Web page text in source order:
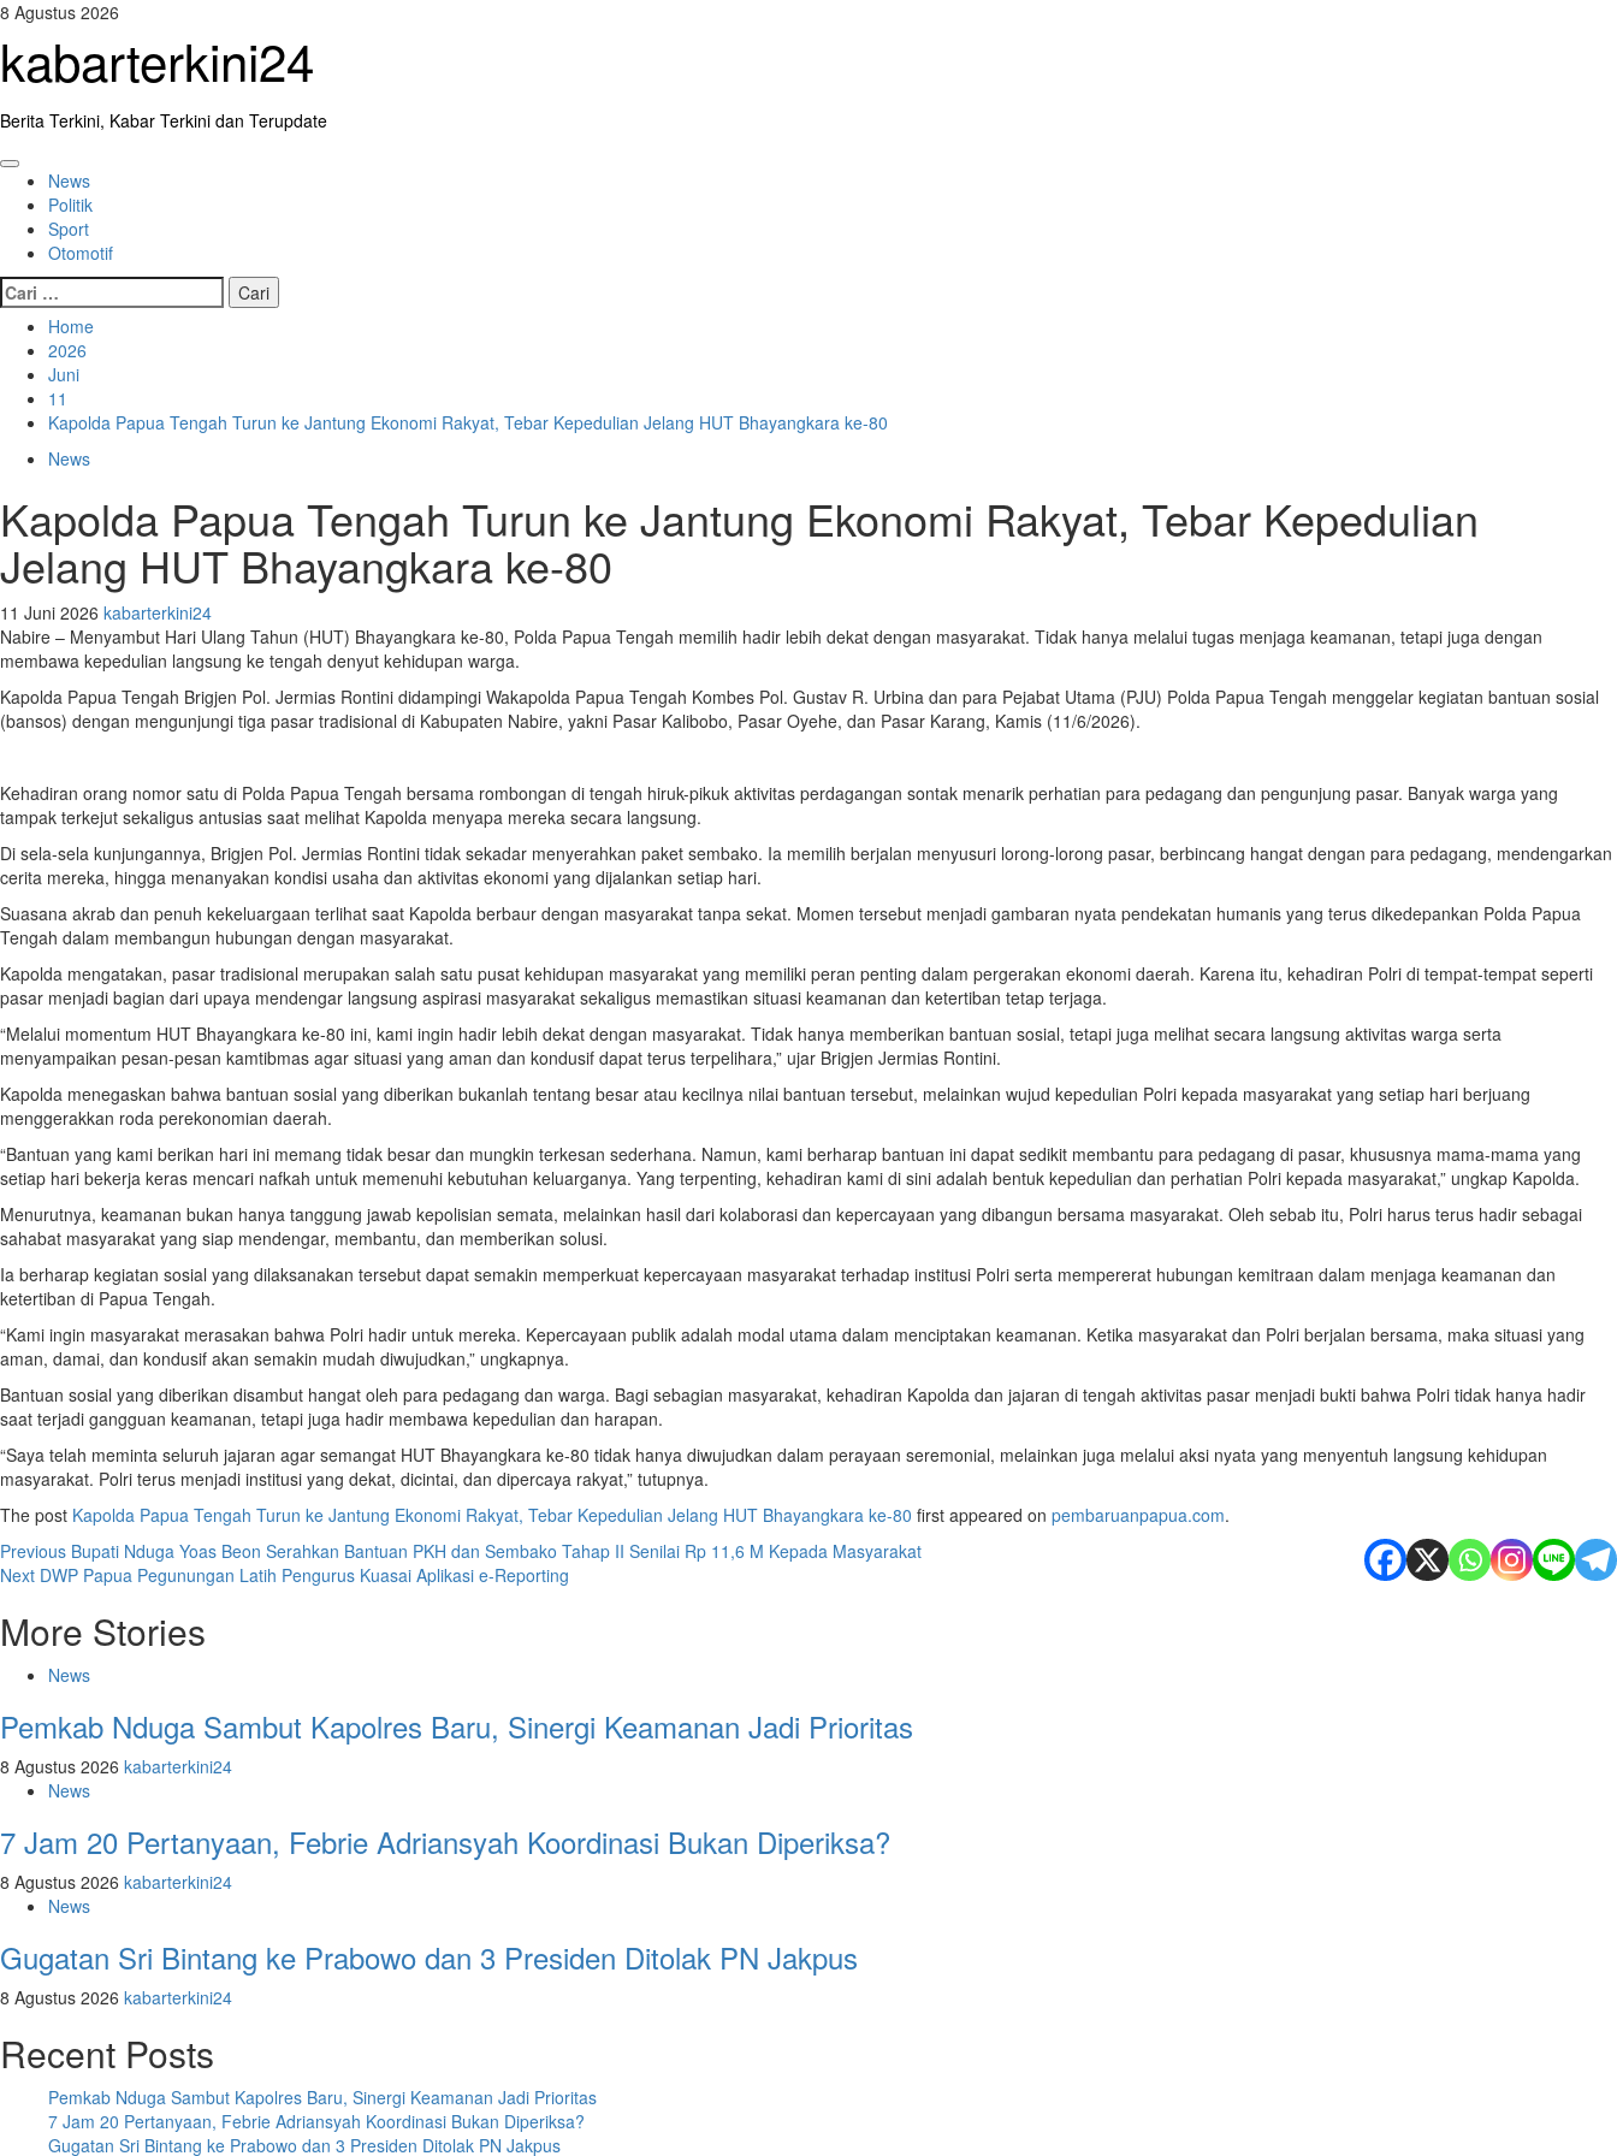
Skip
content
8 Agustus 2026
kabarterkini24
Berita Terkini, Kabar Terkini dan Terupdate
Primary
Menu
News
Politik
Sport
Otomotif
Cari
untuk:
Home
2026
Juni
11
Kapolda Papua Tengah Turun ke Jantung Ekonomi Rakyat, Tebar Kepedulian Jelang HUT Bhayangkara ke-80
News
Kapolda Papua Tengah Turun ke Jantung Ekonomi Rakyat, Tebar Kepedulian
Jelang HUT Bhayangkara ke-80
11 Juni 2026 kabarterkini24
Nabire – Menyambut Hari Ulang Tahun (HUT) Bhayangkara ke-80, Polda Papua Tengah memilih hadir lebih dekat dengan masyarakat. Tidak hanya melalui tugas menjaga keamanan, tetapi juga dengan
membawa kepedulian langsung ke tengah denyut kehidupan warga.
Kapolda Papua Tengah Brigjen Pol. Jermias Rontini didampingi Wakapolda Papua Tengah Kombes Pol. Gustav R. Urbina dan para Pejabat Utama (PJU) Polda Papua Tengah menggelar kegiatan bantuan sosial
(bansos) dengan mengunjungi tiga pasar tradisional di Kabupaten Nabire, yakni Pasar Kalibobo, Pasar Oyehe, dan Pasar Karang, Kamis (11/6/2026).
Kehadiran orang nomor satu di Polda Papua Tengah bersama rombongan di tengah hiruk-pikuk aktivitas perdagangan sontak menarik perhatian para pedagang dan pengunjung pasar. Banyak warga yang
tampak terkejut sekaligus antusias saat melihat Kapolda menyapa mereka secara langsung.
Di sela-sela kunjungannya, Brigjen Pol. Jermias Rontini tidak sekadar menyerahkan paket sembako. Ia memilih berjalan menyusuri lorong-lorong pasar, berbincang hangat dengan para pedagang, mendengarkan
cerita mereka, hingga menanyakan kondisi usaha dan aktivitas ekonomi yang dijalankan setiap hari.
Suasana akrab dan penuh kekeluargaan terlihat saat Kapolda berbaur dengan masyarakat tanpa sekat. Momen tersebut menjadi gambaran nyata pendekatan humanis yang terus dikedepankan Polda Papua
Tengah dalam membangun hubungan dengan masyarakat.
Kapolda mengatakan, pasar tradisional merupakan salah satu pusat kehidupan masyarakat yang memiliki peran penting dalam pergerakan ekonomi daerah. Karena itu, kehadiran Polri di tempat-tempat seperti
pasar menjadi bagian dari upaya mendengar langsung aspirasi masyarakat sekaligus memastikan situasi keamanan dan ketertiban tetap terjaga.
“Melalui momentum HUT Bhayangkara ke-80 ini, kami ingin hadir lebih dekat dengan masyarakat. Tidak hanya memberikan bantuan sosial, tetapi juga melihat secara langsung aktivitas warga serta
menyampaikan pesan-pesan kamtibmas agar situasi yang aman dan kondusif dapat terus terpelihara,” ujar Brigjen Jermias Rontini.
Kapolda menegaskan bahwa bantuan sosial yang diberikan bukanlah tentang besar atau kecilnya nilai bantuan tersebut, melainkan wujud kepedulian Polri kepada masyarakat yang setiap hari berjuang
menggerakkan roda perekonomian daerah.
“Bantuan yang kami berikan hari ini memang tidak besar dan mungkin terkesan sederhana. Namun, kami berharap bantuan ini dapat sedikit membantu para pedagang di pasar, khususnya mama-mama yang
setiap hari bekerja keras mencari nafkah untuk memenuhi kebutuhan keluarganya. Yang terpenting, kehadiran kami di sini adalah bentuk kepedulian dan perhatian Polri kepada masyarakat,” ungkap Kapolda.
Menurutnya, keamanan bukan hanya tanggung jawab kepolisian semata, melainkan hasil dari kolaborasi dan kepercayaan yang dibangun bersama masyarakat. Oleh sebab itu, Polri harus terus hadir sebagai
sahabat masyarakat yang siap mendengar, membantu, dan memberikan solusi.
Ia berharap kegiatan sosial yang dilaksanakan tersebut dapat semakin memperkuat kepercayaan masyarakat terhadap institusi Polri serta mempererat hubungan kemitraan dalam menjaga keamanan dan
ketertiban di Papua Tengah.
“Kami ingin masyarakat merasakan bahwa Polri hadir untuk mereka. Kepercayaan publik adalah modal utama dalam menciptakan keamanan. Ketika masyarakat dan Polri berjalan bersama, maka situasi yang
aman, damai, dan kondusif akan semakin mudah diwujudkan,” ungkapnya.
Bantuan sosial yang diberikan disambut hangat oleh para pedagang dan warga. Bagi sebagian masyarakat, kehadiran Kapolda dan jajaran di tengah aktivitas pasar menjadi bukti bahwa Polri tidak hanya hadir
saat terjadi gangguan keamanan, tetapi juga hadir membawa kepedulian dan harapan.
“Saya telah meminta seluruh jajaran agar semangat HUT Bhayangkara ke-80 tidak hanya diwujudkan dalam perayaan seremonial, melainkan juga melalui aksi nyata yang menyentuh langsung kehidupan
masyarakat. Polri terus menjadi institusi yang dekat, dicintai, dan dipercaya rakyat,” tutupnya.
The post Kapolda Papua Tengah Turun ke Jantung Ekonomi Rakyat, Tebar Kepedulian Jelang HUT Bhayangkara ke-80 first appeared on pembaruanpapua.com.
Post
navigation
Previous Bupati Nduga Yoas Beon Serahkan Bantuan PKH dan Sembako Tahap II Senilai Rp 11,6 M Kepada Masyarakat
Next DWP Papua Pegunungan Latih Pengurus Kuasai Aplikasi e-Reporting
More Stories
News
Pemkab Nduga Sambut Kapolres Baru, Sinergi Keamanan Jadi Prioritas
8 Agustus 2026 kabarterkini24
News
7 Jam 20 Pertanyaan, Febrie Adriansyah Koordinasi Bukan Diperiksa?
8 Agustus 2026 kabarterkini24
News
Gugatan Sri Bintang ke Prabowo dan 3 Presiden Ditolak PN Jakpus
8 Agustus 2026 kabarterkini24
Recent Posts
Pemkab Nduga Sambut Kapolres Baru, Sinergi Keamanan Jadi Prioritas
7 Jam 20 Pertanyaan, Febrie Adriansyah Koordinasi Bukan Diperiksa?
Gugatan Sri Bintang ke Prabowo dan 3 Presiden Ditolak PN Jakpus